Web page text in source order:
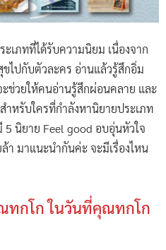
เภทที่ได้รับความนิยม เนื่องจาก
ไปกับตัวละคร อ่านแล้วรู้สึกอิ่ม
ช่วยให้คนอ่านรู้สึกผ่อนคลาย และ
ำหรับใครที่กำลังหานิยายประเภท
นิยาย Feel good อบอุ่นหัวใจ
า มาแนะนำกันค่ะ จะมีเรื่องไหน
ทกโก ในวันที่คุณทกโก